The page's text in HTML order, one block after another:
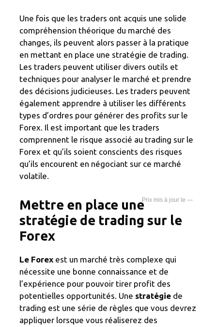
Une fois que les traders ont acquis une solide
compréhension théorique du marché des
changes, ils peuvent alors passer à la pratique
en mettant en place une stratégie de trading.
Les traders peuvent utiliser divers outils et
techniques pour analyser le marché et prendre
des décisions judicieuses. Les traders peuvent
également apprendre à utiliser les différents
types d’ordres pour générer des profits sur le
Forex. Il est important que les traders
comprennent le risque associé au trading sur le
Forex et qu’ils soient conscients des risques
qu’ils encourent en négociant sur ce marché
volatile.
—
Mettre en place une
stratégie de trading sur le
Forex
Le Forex est un marché très complexe qui
nécessite une bonne connaissance et de
l’expérience pour pouvoir tirer profit des
potentielles opportunités. Une stratégie de
trading est une série de règles que vous devrez
appliquer lorsque vous réaliserez des